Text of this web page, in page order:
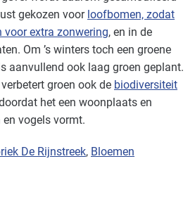
gekozen voor loofbomen, zodat
voor extra zonwering, en in de
Om ’s winters toch een groene
aanvullend ook laag groen geplant.
groen ook de biodiversiteit
het een woonplaats en
vogels vormt.
De Rijnstreek, Bloemen